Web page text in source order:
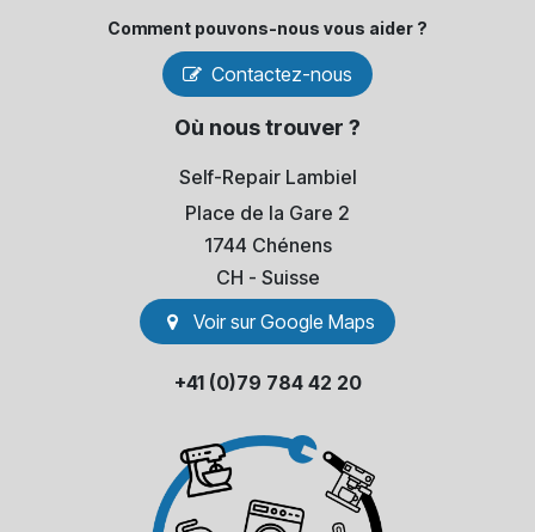
Comment pouvons-​nous vous aider ?
Contactez-nous
Où nous trouver ?
Self-Repair Lambiel
Place de la Gare 2
1744 Chénens
​CH - Suisse
Voir sur Go​​ogle Maps
+41 (0)79 784 42 20